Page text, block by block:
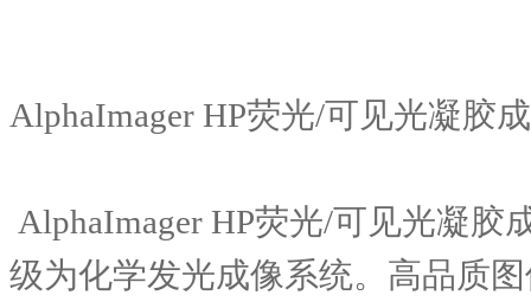
AlphaImager HP荧光/可见光凝胶
AlphaImager HP荧光/可见光凝胶
级为化学发光成像系统。高品质